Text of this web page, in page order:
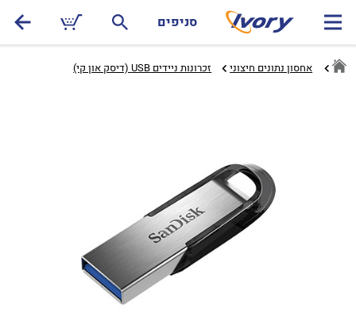
סניפים
אחסון נתונים חיצוני זכרונות ניידים USB (דיסק און קי)‏